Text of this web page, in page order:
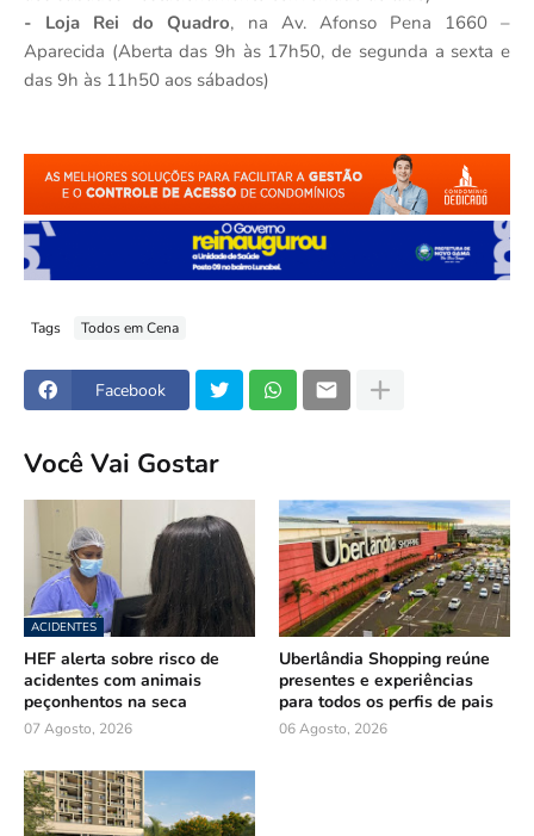
- Loja Rei do Quadro, na Av. Afonso Pena 1660 –
Aparecida (Aberta das 9h às 17h50, de segunda a sexta e
das 9h às 11h50 aos sábados)
Tags Todos em Cena
Facebook
Você Vai Gostar
ACIDENTES
HEF alerta sobre risco de
acidentes com animais
peçonhentos na seca
07 Agosto, 2026
Uberlândia Shopping reúne
presentes e experiências
para todos os perfis de pais
06 Agosto, 2026